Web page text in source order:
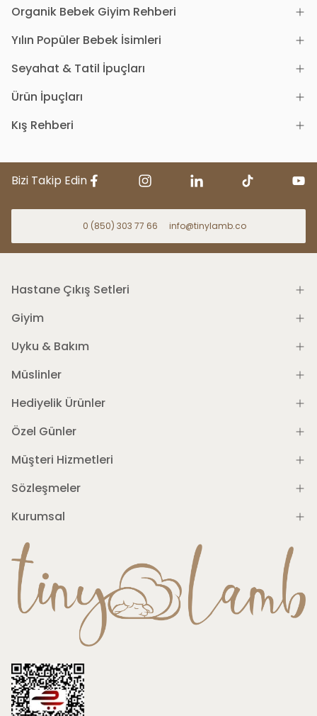
Organik Bebek Giyim Rehberi
Yılın Popüler Bebek İsimleri
Seyahat & Tatil İpuçları
Ürün İpuçları
Kış Rehberi
Bizi Takip Edin
0 (850) 303 77 66 info@tinylamb.co
Hastane Çıkış Setleri
Giyim
Uyku & Bakım
Müslinler
Hediyelik Ürünler
Özel Günler
Müşteri Hizmetleri
Sözleşmeler
Kurumsal